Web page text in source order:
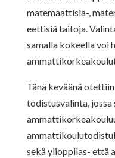
matemaattisia-,
eettisiä taitoja.
samalla kokeella voi
Tänä keväänä
todistusvalinta, jossa
sekä ylioppilas- että